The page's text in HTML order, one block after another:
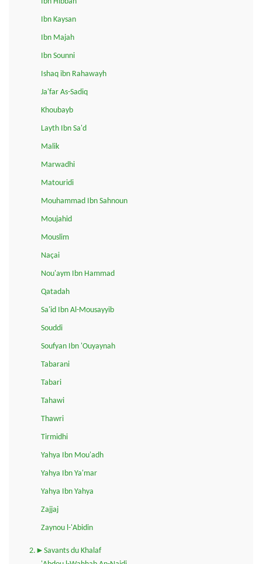
Ibn Kaysan
Ibn Majah
Ibn Sounni
Ishaq ibn Rahawayh
Ja'far As-Sadiq
Khoubayb
Layth Ibn Sa'd
Malik
Marwadhi
Matouridi
Mouhammad Ibn Sahnoun
Moujahid
Mouslim
Naçai
Nou'aym Ibn Hammad
Qatadah
Sa'id Ibn Al-Mousayyib
Souddi
Soufyan Ibn 'Ouyaynah
Tabarani
Tabari
Tahawi
Thawri
Tirmidhi
Yahya Ibn Mou'adh
Yahya Ibn Ya'mar
Yahya Ibn Yahya
Zajjaj
Zaynou l-'Abidin
2.►Savants du Khalaf